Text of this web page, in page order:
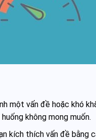
một vấn đề hoặc khó
không mong muốn.
kích thích vấn đề bằng